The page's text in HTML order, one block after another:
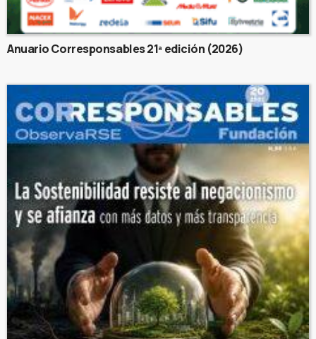
Anuario Corresponsables 21ª edición (2026)